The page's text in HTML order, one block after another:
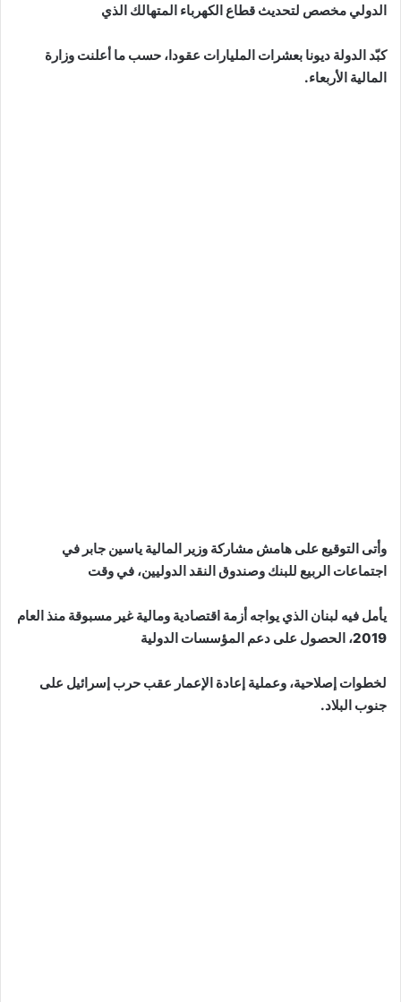
الدولي مخصص لتحديث قطاع الكهرباء المتهالك الذي
كبّد الدولة ديونا بعشرات المليارات عقودا، حسب ما أعلنت وزارة
المالية الأربعاء.
وأتى التوقيع على هامش مشاركة وزير المالية ياسين جابر في
اجتماعات الربيع للبنك وصندوق النقد الدوليين، في وقت
يأمل فيه لبنان الذي يواجه أزمة اقتصادية ومالية غير مسبوقة منذ العام
2019، الحصول على دعم المؤسسات الدولية
لخطوات إصلاحية، وعملية إعادة الإعمار عقب حرب إسرائيل على
جنوب البلاد.